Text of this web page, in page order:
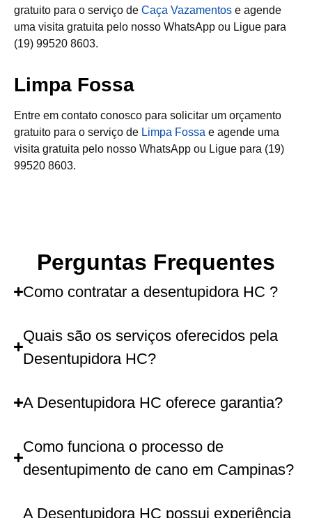
gratuito para o serviço de Caça Vazamentos e agende
uma visita gratuita pelo nosso WhatsApp ou Ligue para
(19) 99520 8603.
Limpa Fossa
Entre em contato conosco para solicitar um orçamento
gratuito para o serviço de Limpa Fossa e agende uma
visita gratuita pelo nosso WhatsApp ou Ligue para (19)
99520 8603.
Perguntas Frequentes
Como contratar a desentupidora HC ?
Quais são os serviços oferecidos pela
Desentupidora HC?
A Desentupidora HC oferece garantia?
Como funciona o processo de
desentupimento de cano em Campinas?
A Desentupidora HC possui experiência